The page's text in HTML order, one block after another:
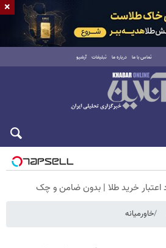
تماس با ما درباره ما تبلیغات آرشیو
خاورمیانه
×